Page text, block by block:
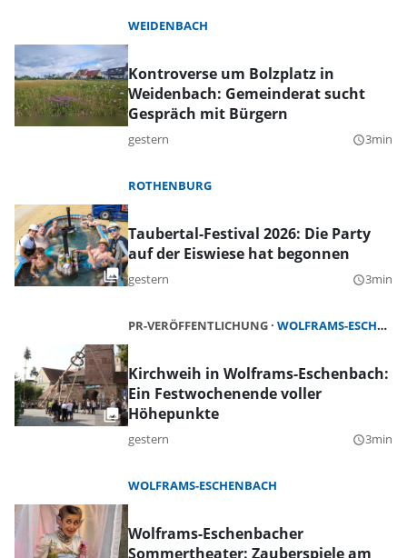
WEIDENBACH
Kontroverse um Bolzplatz in
Weidenbach: Gemeinderat sucht
Gespräch mit Bürgern
gestern query_builder3min
ROTHENBURG
Taubertal-Festival 2026: Die Party
auf der Eiswiese hat begonnen
gestern query_builder3min
PR-VERÖFFENTLICHUNG WOLFRAMS-ESCHENBACH
Kirchweih in Wolframs-Eschenbach:
Ein Festwochenende voller
Höhepunkte
gestern query_builder3min
WOLFRAMS-ESCHENBACH
Wolframs-Eschenbacher
Sommertheater: Zauberspiele am